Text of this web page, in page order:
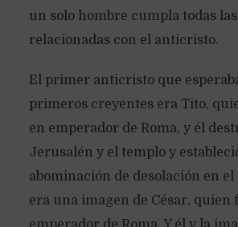
un solo hombre cumpla todas
relacionadas con el anticristo.
El primer anticristo que
primeros creyentes era Tito,
en emperador de Roma, y él
Jerusalén y el templo y
abominación de desolación en
era una imagen de César, quien